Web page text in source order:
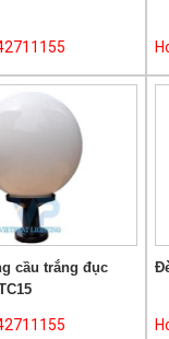
cầu trắng đục